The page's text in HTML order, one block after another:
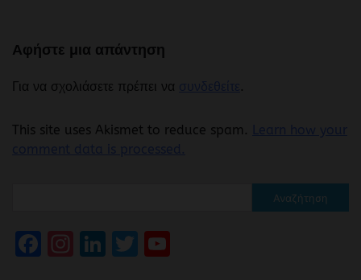
Αφήστε μια απάντηση
Για να σχολιάσετε πρέπει να .
This site uses Akismet to reduce spam.
Αναζήτηση
Facebook
Instagram
LinkedIn
Twitter